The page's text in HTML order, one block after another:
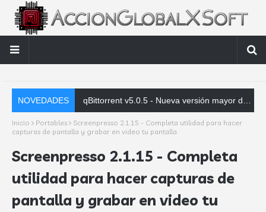
NOVEDADES qBittorrent v5.0.5 - Nueva versión mayor de esta excelente alternativa a uTorrent para sacar todo el jugo a la red P2P
Inicio Portables
Screenpresso 2.1.15 - Completa utilidad para hacer
capturas de pantalla y grabar en video tu pantalla
Screenpresso 2.1.15 - Completa
utilidad para hacer capturas de
pantalla y grabar en video tu